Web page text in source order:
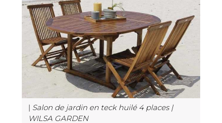
| Salon de jardin en teck huilé 4 places |
WILSA GARDEN